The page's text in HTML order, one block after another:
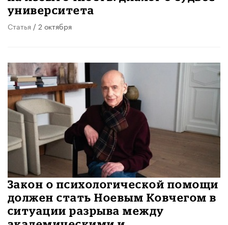
университета
Статья / 2 октября
Закон о психологической помощи
должен стать Ноевым Ковчегом в
ситуации разрыва между